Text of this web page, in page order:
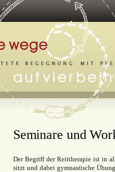
Seminare und
Der Begriff der Reittherapie ist in
sitzt und dabei gymnastische